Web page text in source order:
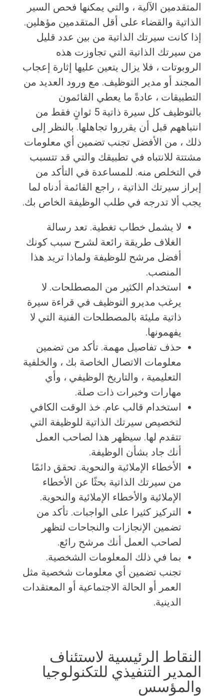
المتقدمين الآلية ، والتي يمكنها فحص السير
الذاتية والقضاء على أقل المتقدمين مؤهلين.
إذا كانت سيرتك الذاتية من بين عدد قليل
من سيرتك الذاتية التي تجاوزت هذه
الروبوتات ، فلا يزال يتعين عليها إثارة إعجاب
المجند أو مدير التوظيف. مع ورود العديد من
التطبيقات ، عادةً ما يعطي القائمون
بالتوظيف كل سيرة ذاتية 5 ثوانٍ فقط من
انتباههم قبل أن يقرروا تجاهلها. بالنظر إلى
ذلك ، من الأفضل تجنب تضمين أي معلومات
مشتتة للانتباه في تطبيقك والتي قد تتسبب
في التخلص منه. للمساعدة في التأكد من
إبراز سيرتك الذاتية ، راجع القائمة أدناه لما
يجب ألا تدرجه في طلب الوظيفة الخاص بك.
لا يشمل خطاب تغطية. تعد رسالة
الغلاف طريقة رائعة لشرح سبب كونك
أفضل مرشح للوظيفة ولماذا تريد هذا
المنصب.
استخدام الكثير من المصطلحات. لا
يرغب مديرو التوظيف في قراءة سيرة
ذاتية مليئة بالمصطلحات الفنية التي لا
يفهمونها.
حذف تفاصيل مهمة. تأكد من تضمين
معلومات الاتصال الخاصة بك ، والخلفية
التعليمية ، والتاريخ الوظيفي ، وأي
مهارات وخبرات ذات صلة.
استخدام قالب عام. خذ الوقت الكافي
لتخصيص سيرتك الذاتية للوظيفة التي
تتقدم لها. سيظهر هذا لصاحب العمل
أنك جاد بشأن الوظيفة.
الأخطاء الإملائية والنحوية. تحقق دائمًا
من سيرتك الذاتية بحثًا عن الأخطاء
الإملائية والأخطاء الإملائية والنحوية.
التركيز كثيرا على الواجبات. تأكد من
تضمين الإنجازات والنجاحات لتظهر
لصاحب العمل أنك مرشح رائع.
بما في ذلك المعلومات الشخصية.
تجنب تضمين أي معلومات شخصية مثل
العمر أو الحالة الاجتماعية أو المعتقدات
الدينية.
النقاط الرئيسية لاستئناف
المدير التنفيذي للتكنولوجيا
والمؤسس